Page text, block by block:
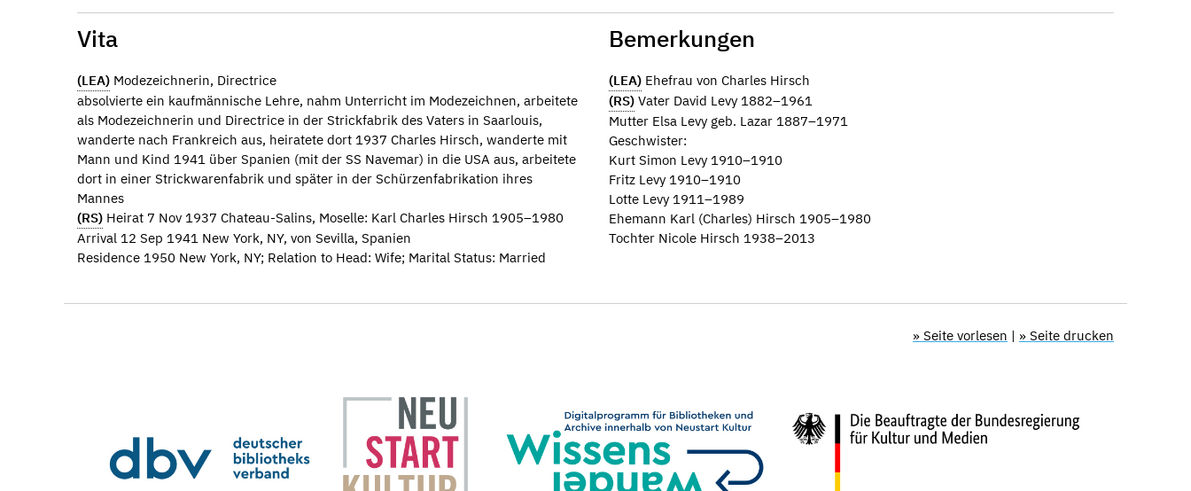
Vita
(LEA) Modezeichnerin, Directrice
absolvierte ein kaufmännische Lehre, nahm Unterricht im Modezeichnen, arbeitete
als Modezeichnerin und Directrice in der Strickfabrik des Vaters in Saarlouis,
wanderte nach Frankreich aus, heiratete dort 1937 Charles Hirsch, wanderte mit
Mann und Kind 1941 über Spanien (mit der SS Navemar) in die USA aus, arbeitete
dort in einer Strickwarenfabrik und später in der Schürzenfabrikation ihres
Mannes
(RS) Heirat 7 Nov 1937 Chateau-Salins, Moselle: Karl Charles Hirsch 1905–1980
Arrival 12 Sep 1941 New York, NY, von Sevilla, Spanien
Residence 1950 New York, NY; Relation to Head: Wife; Marital Status: Married
Bemerkungen
(LEA) Ehefrau von Charles Hirsch
(RS) Vater David Levy 1882–1961
Mutter Elsa Levy geb. Lazar 1887–1971
Geschwister:
Kurt Simon Levy 1910–1910
Fritz Levy 1910–1910
Lotte Levy 1911–1989
Ehemann Karl (Charles) Hirsch 1905–1980
Tochter Nicole Hirsch 1938–2013
» Seite vorlesen | » Seite drucken